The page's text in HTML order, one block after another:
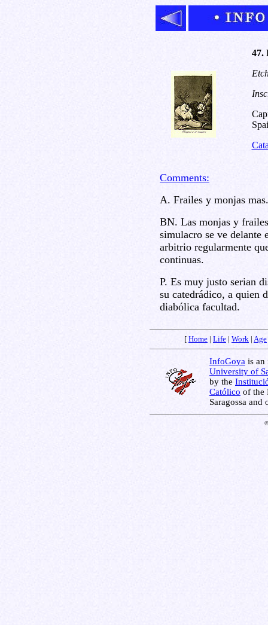
47.
Comments:
A. Frailes y monjas
BN. Las monjas y
simulacro se ve delante
arbitrio regularmente
continuas.
P. Es muy justo serian
su catedrádico, a quien
diabólica facultad.
[ Home | Life | Work | Age
InfoGoya is an
University of
by the
Católico of the
Saragossa and